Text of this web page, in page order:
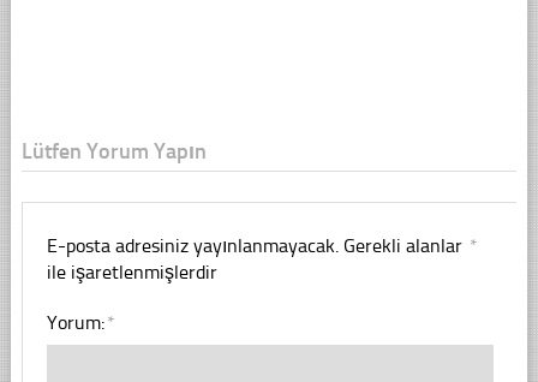
Lütfen Yorum Yapın
E-posta adresiniz yayınlanmayacak. Gerekli alanlar *
ile işaretlenmişlerdir
Yorum:*